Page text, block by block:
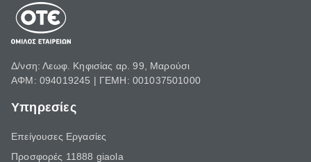
Δ/νση: Λεωφ. Κηφισίας αρ. 99, Μαρούσι
ΑΦΜ: 094019245 | ΓΕΜΗ: 001037501000
Υπηρεσίες
Επείγουσες Εργασίες
Προσφορές 11888 giaola